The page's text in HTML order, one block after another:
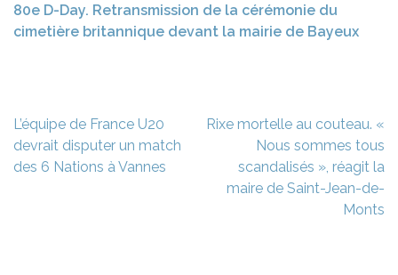
80e D-Day. Retransmission de la cérémonie du
cimetière britannique devant la mairie de Bayeux
Navigation
de
l’article
L’équipe de France U20
devrait disputer un match
des 6 Nations à Vannes
Rixe mortelle au couteau. «
Nous sommes tous
scandalisés », réagit la
maire de Saint-Jean-de-
Monts